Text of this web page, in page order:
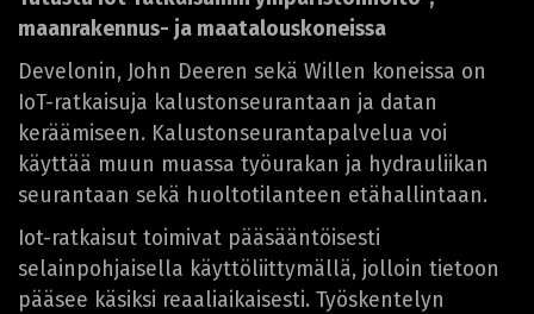
maanrakennus- ja maatalouskoneissa
Develonin, John Deeren sekä Willen koneissa on
IoT-ratkaisuja kalustonseurantaan ja datan
keräämiseen. Kalustonseurantapalvelua voi
käyttää muun muassa työurakan ja hydrauliikan
seurantaan sekä huoltotilanteen etähallintaan.
Iot-ratkaisut toimivat pääsääntöisesti
selainpohjaisella käyttöliittymällä, jolloin tietoon
pääsee käsiksi reaaliaikaisesti. Työskentelyn